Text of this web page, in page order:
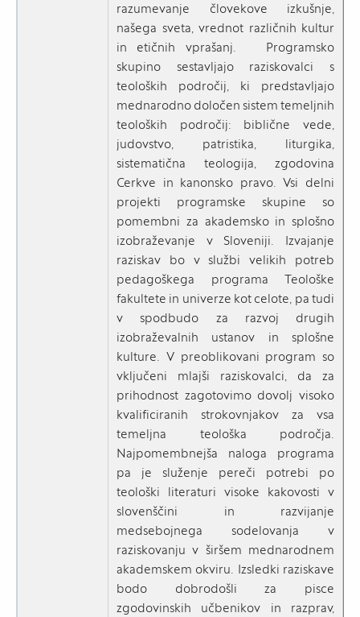
razumevanje človekove izkušnje,
našega sveta, vrednot različnih kultur
in etičnih vprašanj. Programsko
skupino sestavljajo raziskovalci s
teoloških področij, ki predstavljajo
mednarodno določen sistem temeljnih
teoloških področij: biblične vede,
judovstvo, patristika, liturgika,
sistematična teologija, zgodovina
Cerkve in kanonsko pravo. Vsi delni
projekti programske skupine so
pomembni za akademsko in splošno
izobraževanje v Sloveniji. Izvajanje
raziskav bo v službi velikih potreb
pedagoškega programa Teološke
fakultete in univerze kot celote, pa tudi
v spodbudo za razvoj drugih
izobraževalnih ustanov in splošne
kulture. V preoblikovani program so
vključeni mlajši raziskovalci, da za
prihodnost zagotovimo dovolj visoko
kvalificiranih strokovnjakov za vsa
temeljna teološka področja.
Najpomembnejša naloga programa
pa je služenje pereči potrebi po
teološki literaturi visoke kakovosti v
slovenščini in razvijanje
medsebojnega sodelovanja v
raziskovanju v širšem mednarodnem
akademskem okviru. Izsledki raziskave
bodo dobrodošli za pisce
zgodovinskih učbenikov in razprav,